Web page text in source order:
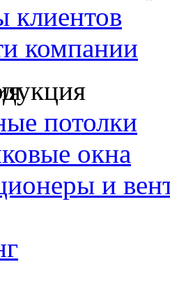
клиентов
компании
потолки
окна
и